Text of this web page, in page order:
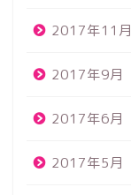
2017年11月
2017年9月
2017年6月
2017年5月